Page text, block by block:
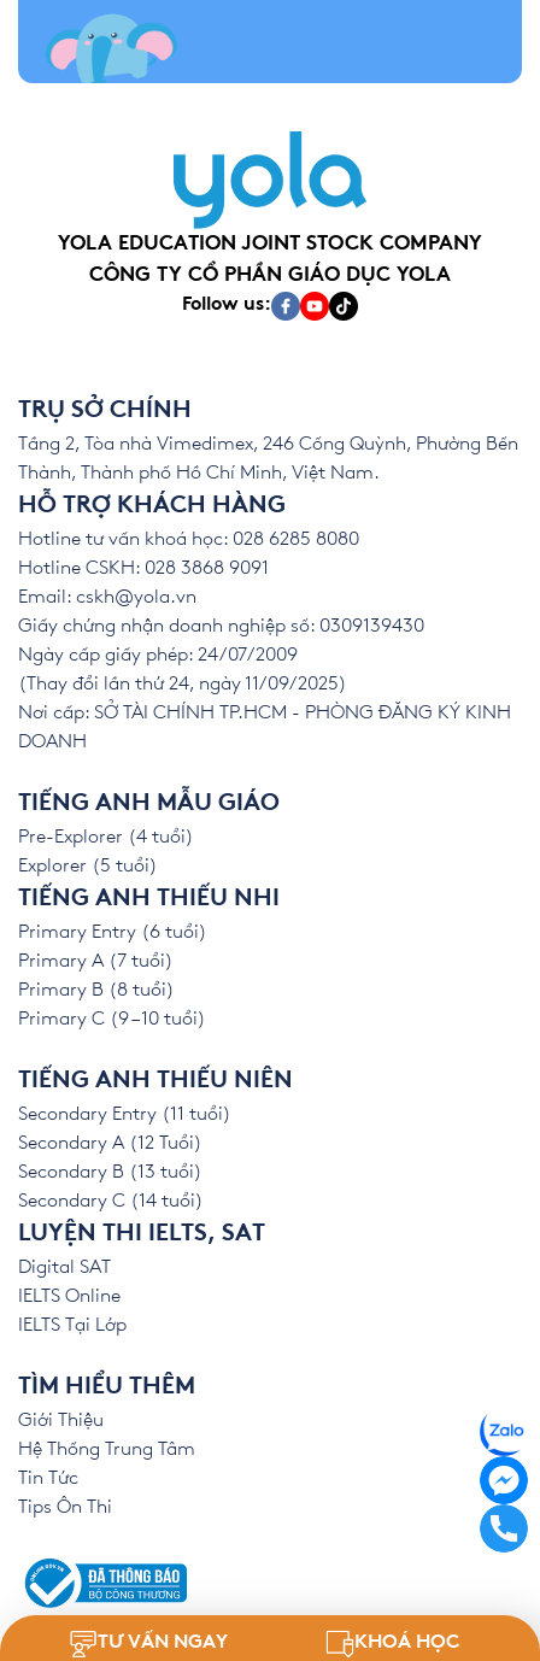
TƯ VẤN NGAY KHOÁ HỌC
YOLA EDUCATION JOINT STOCK COMPANY
CÔNG TY CỔ PHẦN GIÁO DỤC YOLA
Follow us:
TRỤ SỞ CHÍNH
Tầng 2, Tòa nhà Vimedimex, 246 Cống Quỳnh, Phường Bến
Thành, Thành phố Hồ Chí Minh, Việt Nam.
HỖ TRỢ KHÁCH HÀNG
Hotline tư vấn khoá học: 028 6285 8080
Hotline CSKH: 028 3868 9091
Email: cskh@yola.vn
Giấy chứng nhận doanh nghiệp số: 0309139430
Ngày cấp giấy phép: 24/07/2009
(Thay đổi lần thứ 24, ngày 11/09/2025)
Nơi cấp: SỞ TÀI CHÍNH TP.HCM - PHÒNG ĐĂNG KÝ KINH
DOANH
TIẾNG ANH MẪU GIÁO
Pre-Explorer (4 tuổi)
Explorer (5 tuổi)
TIẾNG ANH THIẾU NHI
Primary Entry (6 tuổi)
Primary A (7 tuổi)
Primary B (8 tuổi)
Primary C (9 – 10 tuổi)
TIẾNG ANH THIẾU NIÊN
Secondary Entry (11 tuổi)
Secondary A (12 Tuổi)
Secondary B (13 tuổi)
Secondary C (14 tuổi)
LUYỆN THI IELTS, SAT
Digital SAT
IELTS Online
IELTS Tại Lớp
TÌM HIỂU THÊM
Giới Thiệu
Hệ Thống Trung Tâm
Tin Tức
Tips Ôn Thi